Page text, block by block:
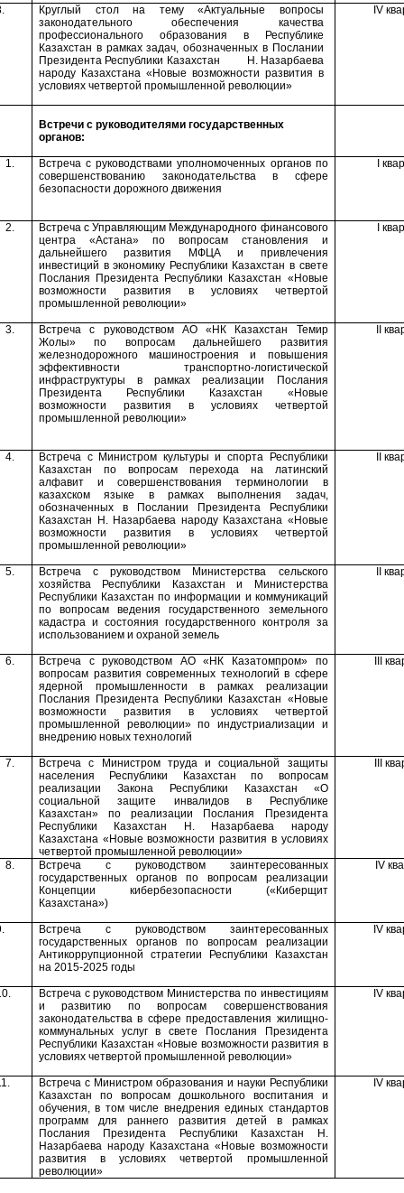
Круглый стол на тему «Актуальные вопросы
законодательного обеспечения качества
профессионального образования в Республике
Казахстан в рамках задач, обозначенных в Послании
Президента Республики Казахстан Н. Назарбаева
народу Казахстана «Новые возможности развития в
условиях четвертой промышленной революции»
IV
Встречи с руководителями государственных
органов:
1.
Встреча с руководствами уполномоченных органов по
совершенствованию законодательства в сфере
безопасности дорожного движения
2. Встреча сУправляющим Международного финансового
центра «Астана» по вопросам становления и
дальнейшего развития МФЦА и привлечения
инвестиций в экономику Республики Казахстан в свете
Послания Президента Республики Казахстан «Новые
возможности развития в условиях четвертой
промышленной революции»
3.
Встреча с руководством АО «НК Казахстан Темир
Жолы» по вопросам дальнейшего развития
железнодорожного машиностроения и повышения
эффективности транспортно-логистической
инфраструктуры
в рамках реализации Послания
Президента Республики Казахстан «Новые
возможности развития в условиях четвертой
промышленной революции»
4.
Встреча с Министром культуры и спорта Республики
Казахстан по вопросам перехода на латинский
алфавит и совершенствования терминологии в
казахском языке в рамках выполнения задач,
обозначенных в Послании Президента Республики
Казахстан Н. Назарбаева народу Казахстана «Новые
возможности развития в условиях четвертой
промышленной революции»
5.
Встреча с руководством Министерства сельского
хозяйства
Республики Казахстан и Министерства
Республики Казахстан по информации и коммуникаций
по вопросам ведения государственного земельного
кадастра и состояния государственного контроля за
использованием и охраной земель
6.
Встреча с руководством АО «НК Казатомпром» по
вопросам развития современных технологий в сфере
ядерной промышленности в рамках реализации
Послания Президента Республики Казахстан «Новые
возможности развития в условиях четвертой
промышленной революции» по индустриализации и
внедрению новых технологий
III
7.
Встреча с Министром труда и социальной защиты
населения Республики Казахстан по вопросам
реализации Закона Республики Казахстан «О
социальной защите инвалидов в Республике
Казахстан»
по реализации Послания Президента
Республики Казахстан Н. Назарбаева народу
Казахстана «Новые возможности развития в условиях
четвертой промышленной революции»
III
8.
Встреча с руководством заинтересованных
государственных органов по вопросам реализации
Концепции кибербезопасности («Киберщит
Казахстана»)
IV
Встреча с руководством заинтересованных
государственных органов по вопросам реализации
Антикоррупционной стратегии Республики Казахстан
на 2015-2025 годы
IV
Встреча с руководством Министерства по инвестициям
и развитию по вопросам совершенствования
законодательства в сфере предоставления жилищно-
коммунальных услуг в свете Послания Президента
Республики Казахстан «Новые возможности развития в
условиях четвертой промышленной революции»
IV
Встреча с Министром образования и науки Республики
Казахстан по вопросам
дошкольного воспитания и
обучения, в том числе внедрения единых стандартов
программ для раннего развития детей в рамках
Послания Президента Республики Казахстан Н.
Назарбаева народу Казахстана «Новые возможности
развития в условиях четвертой промышленной
революции»
IV